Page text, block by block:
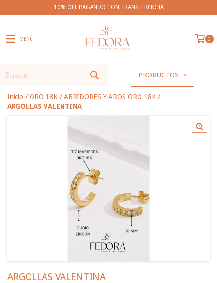
10% OFF PAGANDO CON TRANSFERENCIA
MENÚ 0
PRODUCTOS
Inicio / ORO 18K / ABRIDORES Y AROS ORO 18K /
ARGOLLAS VALENTINA
ARGOLLAS VALENTINA